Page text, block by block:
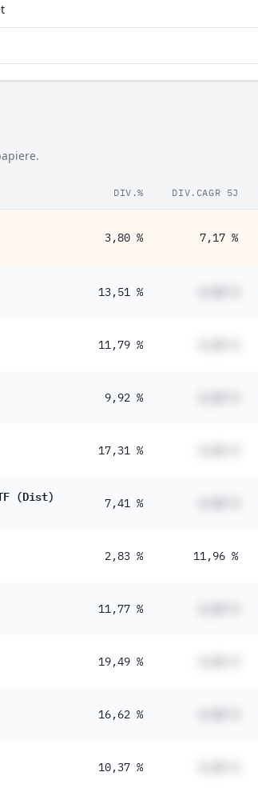
DIV.% DIV.CAGR 5J
3,80 % 7,17 %
13,51 %
11,79 %
9,92 %
17,31 %
(Dist) 7,41 %
2,83 % 11,96 %
11,77 %
19,49 %
16,62 %
10,37 %